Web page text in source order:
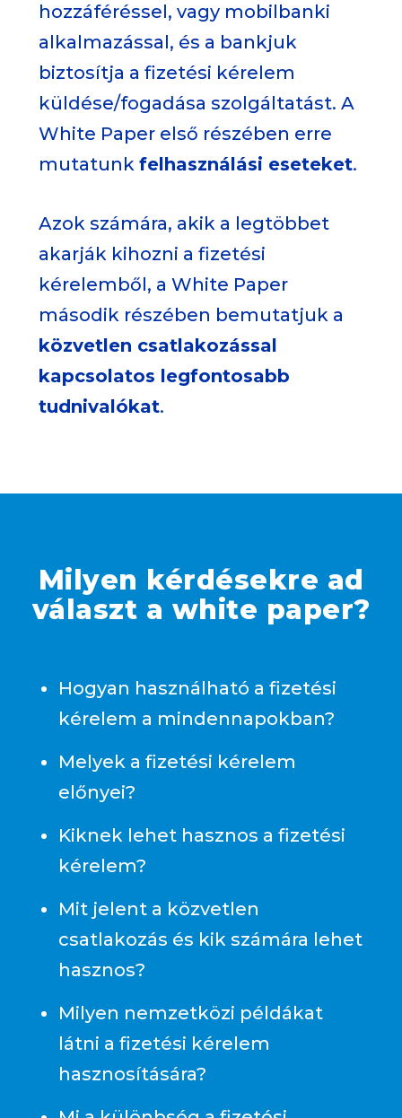
hozzáféréssel, vagy mobilbanki
alkalmazással, és a bankjuk
biztosítja a fizetési kérelem
küldése/fogadása szolgáltatást. A
White Paper első részében erre
mutatunk felhasználási eseteket.
Azok számára, akik a legtöbbet
akarják kihozni a fizetési
kérelemből, a White Paper
második részében bemutatjuk a
közvetlen csatlakozással
kapcsolatos legfontosabb
tudnivalókat.
Milyen kérdésekre ad
választ a white paper?
Hogyan használható a fizetési
kérelem a mindennapokban?
Melyek a fizetési kérelem
előnyei?
Kiknek lehet hasznos a fizetési
kérelem?
Mit jelent a közvetlen
csatlakozás és kik számára lehet
hasznos?
Milyen nemzetközi példákat
látni a fizetési kérelem
hasznosítására?